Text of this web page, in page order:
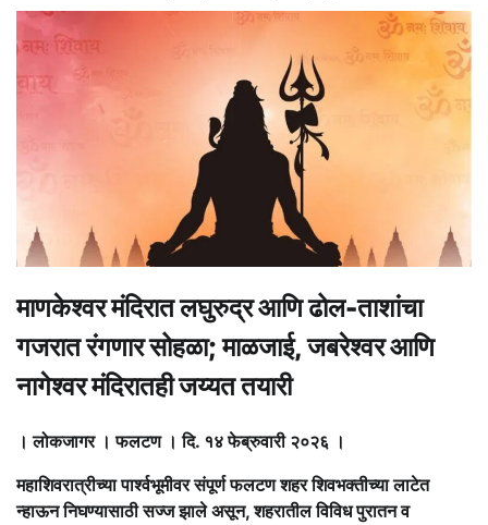
माणकेश्वर मंदिरात लघुरुद्र आणि ढोल-ताशांचा
गजरात रंगणार सोहळा; माळजाई, जबरेश्वर आणि
नागेश्वर मंदिरातही जय्यत तयारी
। लोकजागर । फलटण । दि. १४ फेब्रुवारी २०२६ ।
महाशिवरात्रीच्या पार्श्वभूमीवर संपूर्ण फलटण शहर शिवभक्तीच्या लाटेत
न्हाऊन निघण्यासाठी सज्ज झाले असून, शहरातील विविध पुरातन व